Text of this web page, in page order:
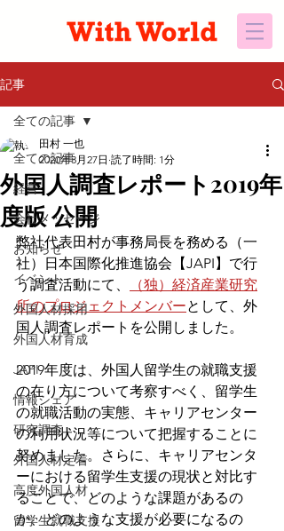
記事
全ての記事
経営
会社メッセージ
お知らせ
イベント
外国人材採用
外国人材育成
JAPI
情報シェア
研究調査
外国人材定着
高度外国人材
留学生就職支援
全ての記事
外国人調査レポート2019年
度版 公開
田村 一也
2020年3月27日 読了時間: 1分
弊社代表田村が事務局長を務める（一
社）日本国際化推進協会【JAPI】で行
う調査活動にて、
（独）経済産業研究
所のプロジェクトメンバーとして、外
国人調査レポートを公開しました。
2019年度は、外国人留学生の就職支援
の在り方について考察すべく、留学生
の就職活動の実態、キャリアセンター
の利用状況等について把握することに
努めました。さらに、キャリアセンタ
ーにおける留学生支援の現状と対比す
ることで、どのような課題があるの
か、どのような支援が必要になるの